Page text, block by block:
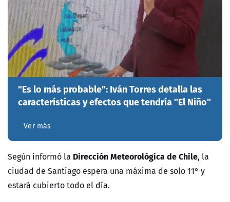
"Es lo más probable": Iván Torres detalla las
características y efectos que tendría "El Niño"
Ver más
Según informó la Dirección Meteorológica de Chile, la
ciudad de Santiago espera una máxima de solo 11° y
estará cubierto todo el día.